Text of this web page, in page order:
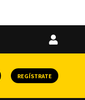
Iniciar
REGÍSTRATE